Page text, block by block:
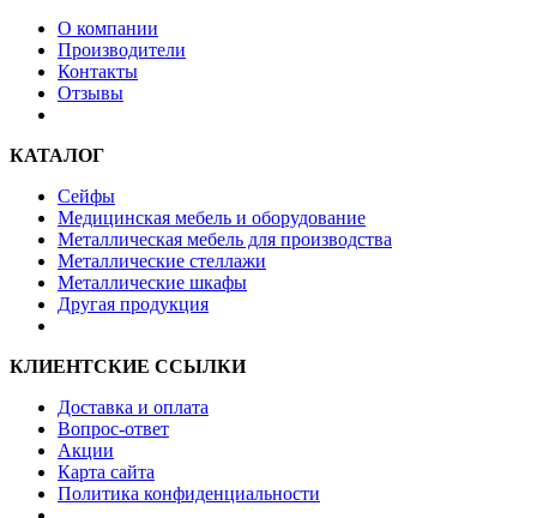
О компании
Производители
Контакты
Отзывы
КАТАЛОГ
Сейфы
Медицинская мебель и оборудование
Металлическая мебель для производства
Металлические стеллажи
Металлические шкафы
Другая продукция
КЛИЕНТСКИЕ ССЫЛКИ
Доставка и оплата
Вопрос-ответ
Акции
Карта сайта
Политика конфиденциальности